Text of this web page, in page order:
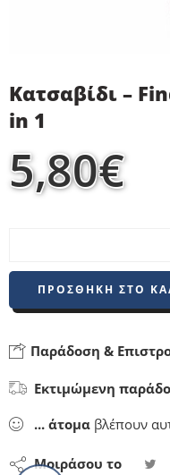
Κατσαβίδι –
in 1
5,80€
ΠΡΟΣΘΉΚΗ ΣΤΟ
Παράδοση &
Εκτιμώμενη
... άτομα βλέπουν
Μοιράσου το